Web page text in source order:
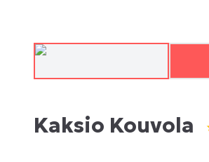
Kaksio Kouvola